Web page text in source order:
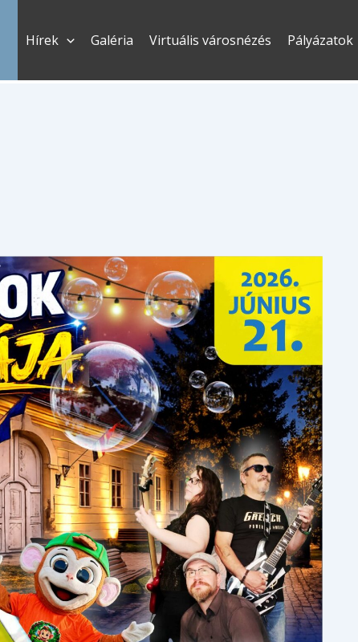
Hírek Galéria Virtuális városnézés Pályázatok